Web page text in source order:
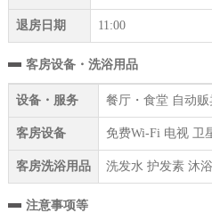
退房日期 11:00
客房设备・洗浴用品
设备・服务 餐厅・食堂 自动
客房设备 免费Wi-Fi 电视 卫
客房洗浴用品 洗发水 护发素 沐
注意事项等